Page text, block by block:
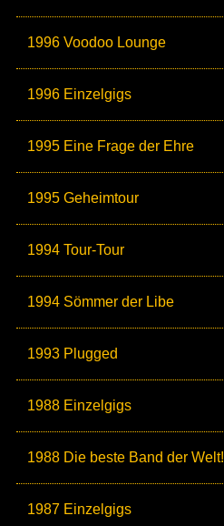
1996 Voodoo Lounge
1996 Einzelgigs
1995 Eine Frage der Ehre
1995 Geheimtour
1994 Tour-Tour
1994 Sömmer der Libe
1993 Plugged
1988 Einzelgigs
1988 Die beste Band der Welt!
1987 Einzelgigs